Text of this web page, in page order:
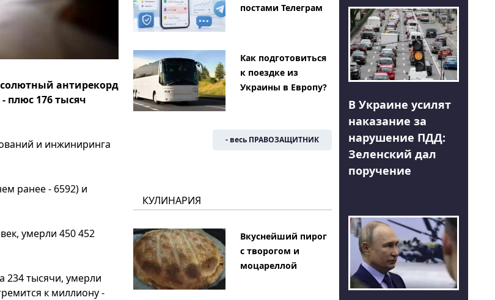
антирекорд
плюс 176 тысяч
и инжиниринга
ранее - 6592) и
умерли 450 452
234 тысячи, умерли
к миллиону -
постами Телеграм
Как подготовиться
к поездке из
Украины в Европу?
- весь ПРАВОЗАЩИТНИК
КУЛИНАРИЯ
Вкуснейший пирог
с творогом и
моцареллой
В Украине усилят
наказание за
нарушение ПДД:
Зеленский дал
поручение